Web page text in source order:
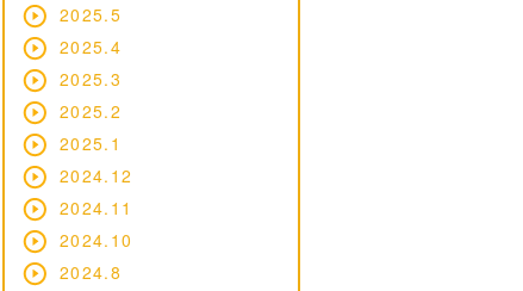
2025.5
2025.4
2025.3
2025.2
2025.1
2024.12
2024.11
2024.10
2024.8